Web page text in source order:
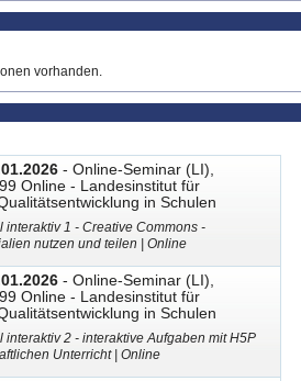
vorhanden.
- Online-Seminar (LI),
Online - Landesinstitut für
in Schulen
interaktiv 1 - Creative Commons -
nutzen und teilen | Online
- Online-Seminar (LI),
Online - Landesinstitut für
in Schulen
interaktiv 2 - interaktive Aufgaben mit H5P
Unterricht | Online